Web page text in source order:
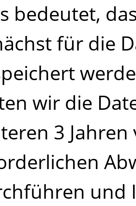
bedeutet,
für die
wir die
3
und